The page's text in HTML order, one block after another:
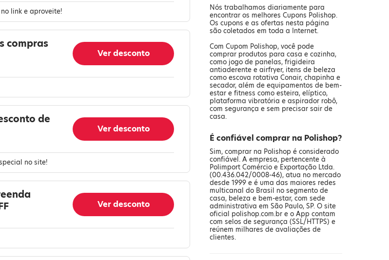
link e aproveite!
compras
Ver desconto
de
Ver desconto
no site!
Ver desconto
Nós trabalhamos diariamente para
encontrar os melhores Cupons Polishop.
Os cupons e as ofertas nesta página
são coletados em toda a Internet.
Com Cupom Polishop, você pode
comprar produtos para casa e cozinha,
como jogo de panelas, frigideira
antiaderente e airfryer, itens de beleza
como escova rotativa Conair, chapinha e
secador, além de equipamentos de bem-
estar e fitness como esteira, elíptico,
plataforma vibratória e aspirador robô,
com segurança e sem precisar sair de
casa.
É confiável comprar na Polishop?
Sim, comprar na Polishop é considerado
confiável. A empresa, pertencente à
Polimport Comércio e Exportação Ltda.
(00.436.042/0008-46), atua no mercado
desde 1999 e é uma das maiores redes
multicanal do Brasil no segmento de
casa, beleza e bem-estar, com sede
administrativa em São Paulo, SP. O site
oficial polishop.com.br e o App contam
com selos de segurança (SSL/HTTPS) e
reúnem milhares de avaliações de
clientes.